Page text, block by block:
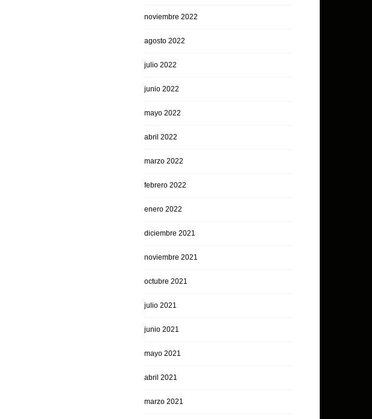
noviembre 2022
agosto 2022
julio 2022
junio 2022
mayo 2022
abril 2022
marzo 2022
febrero 2022
enero 2022
diciembre 2021
noviembre 2021
octubre 2021
julio 2021
junio 2021
mayo 2021
abril 2021
marzo 2021